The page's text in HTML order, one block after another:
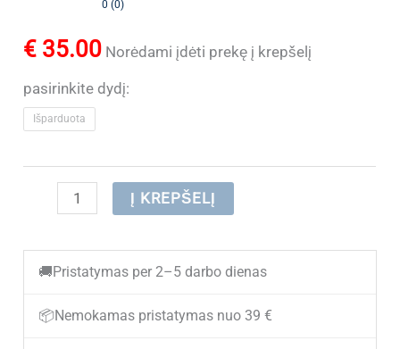
0 (0)
€ 35.00 Norėdami įdėti prekę į krepšelį
pasirinkite dydį:
Išparduota
produkto
(IŠPARDUOTA)
Moteriški
sportbačiai
Į KREPŠELĮ
🚚Pristatymas per 2–5 darbo dienas
📦Nemokamas pristatymas nuo 39 €